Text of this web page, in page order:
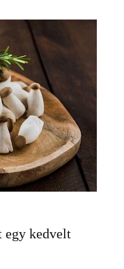
egy kedvelt